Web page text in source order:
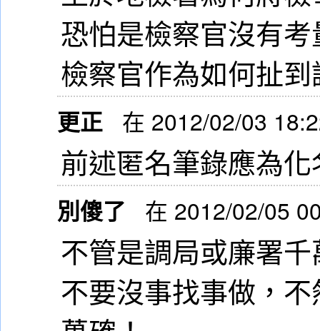
恐怕是檢察官沒有
檢察官作為如何扯
更正 在 2012/02/03
前述匿名筆錄應為
別傻了 在 2012/02/05
不管是調局或廉署
不要沒事找事做，